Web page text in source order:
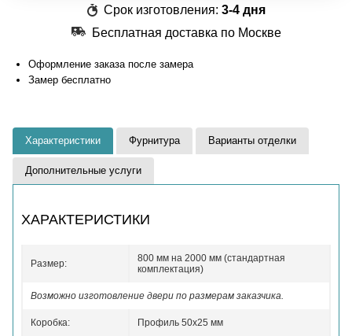
Срок изготовления: 3-4 дня
Бесплатная доставка по Москве
Оформление заказа после замера
Замер бесплатно
Характеристики Фурнитура Варианты отделки
Дополнительные услуги
ХАРАКТЕРИСТИКИ
Размер:
800 мм на 2000 мм (стандартная
комплектация)
Возможно изготовление двери по размерам заказчика.
Коробка: Профиль 50x25 мм